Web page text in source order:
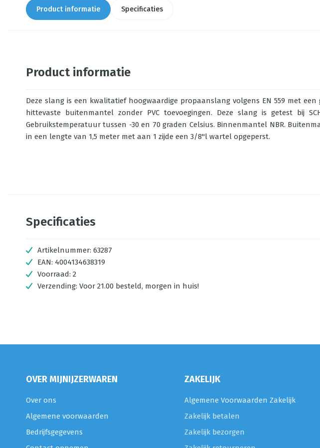
Product informatie Specificaties
Product informatie
Deze slang is een kwalitatief hoogwaardige propaanslang volgens EN 559 met
hittevaste buitenmantel zonder PVC toevoegingen. Deze slang is getest bij
Gebruikstemperatuur tussen -30 en 70 graden Celsius. Binnenmantel NBR.
in een lengte van 1,5 meter met aan 1 zijde een 3/8"l wartel opgeperst.
Specificaties
Artikelnummer: 63287
EAN: 4004134638319
Voorraad: 2
Verzending: Voor 21.00 besteld, morgen in huis!
OVER MIJNIJZERWAREN
Over ons
Algemene voorwaarden
Bedrijfsgegevens
ZAKELIJK
Algemene Voorwaarden Zakelijk
Zakelijk betalen
Zakelijk bezorgen